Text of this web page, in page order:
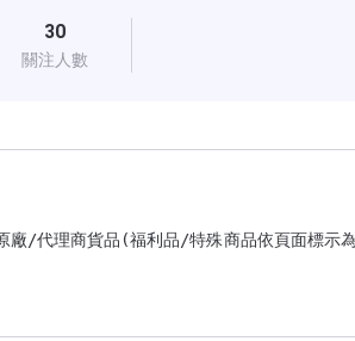
30
關注人數
/代理商貨品(福利品/特殊商品依頁面標示